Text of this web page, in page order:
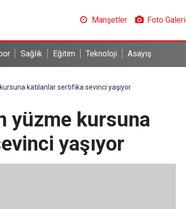
Manşetler Foto Galeri
Sağlık Eğitim Teknoloji Asayiş
katılanlar sertifika sevinci yaşıyor
yüzme kursuna
yaşıyor